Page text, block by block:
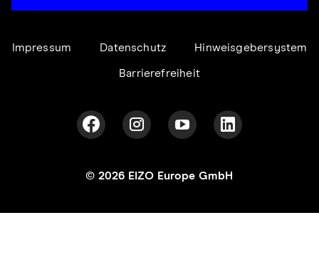
Impressum Datenschutz Hinweisgebersystem
Barrierefreiheit
© 2026 EIZO Europe GmbH